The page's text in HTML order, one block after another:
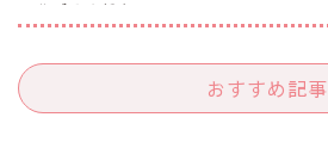
是非ご覧ください。
2019年9月29日
おすすめ記事